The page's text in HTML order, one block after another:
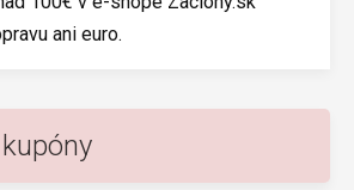
ani euro.